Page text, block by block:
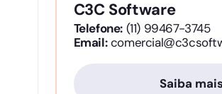
C3C Software
Telefone:(11) 99467-3745
Email:
Saiba